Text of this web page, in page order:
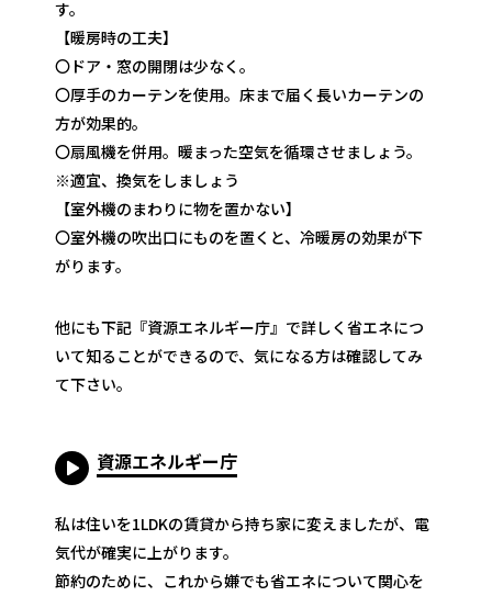
す。
【暖房時の工夫】
〇ドア・窓の開閉は少なく。
〇厚手のカーテンを使用。床まで届く長いカーテンの
方が効果的。
〇扇風機を併用。暖まった空気を循環させましょう。
※適宜、換気をしましょう
【室外機のまわりに物を置かない】
〇室外機の吹出口にものを置くと、冷暖房の効果が下
がります。
他にも下記『資源エネルギー庁』で詳しく省エネにつ
いて知ることができるので、気になる方は確認してみ
て下さい。
資源エネルギー庁
私は住いを1LDKの賃貸から持ち家に変えましたが、電
気代が確実に上がります。
節約のために、これから嫌でも省エネについて関心を